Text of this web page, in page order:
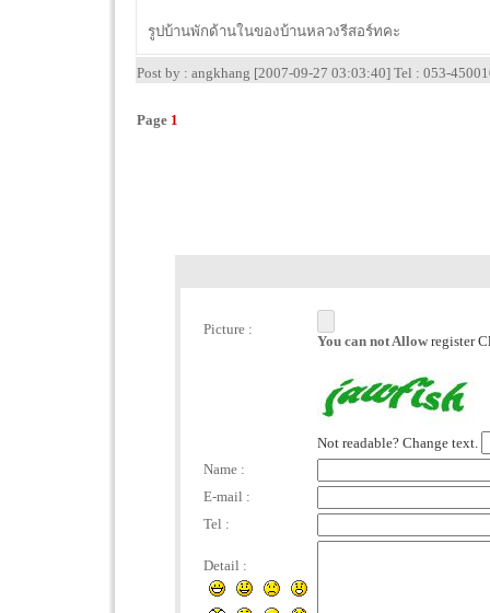
รูปบ้านพักด้านในของบ้านหลวงรีสอร์ทคะ
Post by : angkhang [2007-09-27 03:03:40] Tel : 053-
Page 1
Picture :
You can not Allow register
Not readable? Change text.
Name :
E-mail :
Tel :
Detail :